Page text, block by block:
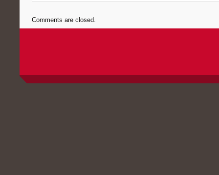
Comments are closed.